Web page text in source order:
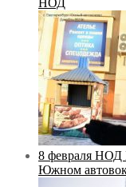
8 февраля НОД
Южном